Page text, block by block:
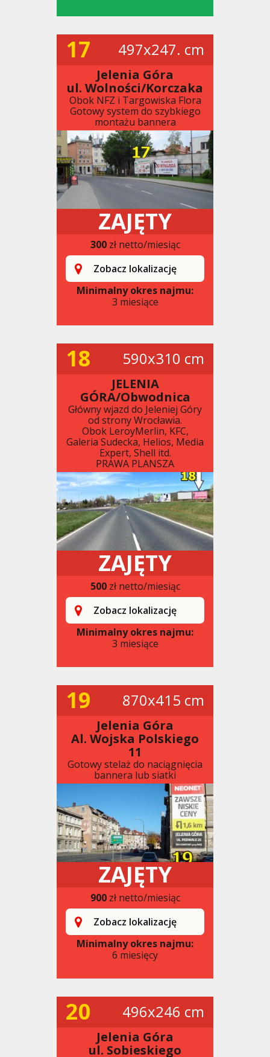
17 497x247. cm
Jelenia Góra
ul. Wolności/Korczaka
Obok NFZ i Targowiska Flora
Gotowy system do szybkiego
montażu bannera
ZAJĘTY
300zł netto/miesiąc
Zobacz lokalizację
Minimalny okres najmu:
3 miesiące
18 590x310 cm
JELENIA
GÓRA/Obwodnica
Główny wjazd do Jeleniej Góry
od strony Wrocławia.
Obok LeroyMerlin, KFC,
Galeria Sudecka, Helios, Media
Expert, Shell itd.
PRAWA PLANSZA
ZAJĘTY
500zł netto/miesiąc
Zobacz lokalizację
Minimalny okres najmu:
3 miesiące
19 870x415 cm
Jelenia Góra
Al. Wojska Polskiego
11
Gotowy stelaż do naciągnięcia
bannera lub siatki
ZAJĘTY
900zł netto/miesiąc
Zobacz lokalizację
Minimalny okres najmu:
6 miesięcy
20 496x246 cm
Jelenia Góra
ul. Sobieskiego